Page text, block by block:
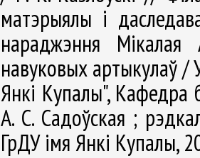
матэрыялы і
нараджэння Мікалая
навуковых артыкулаў /
Янкі Купалы", Кафедра
А. С. Садоўская ;
ГрДУ імя Янкі Купалы,